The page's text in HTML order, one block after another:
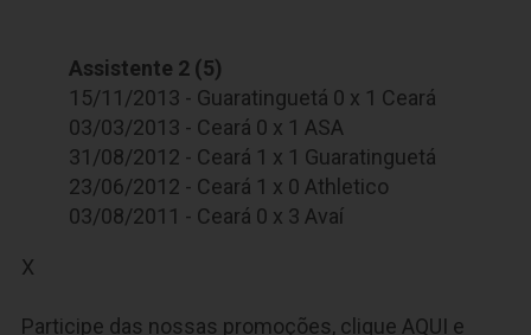
Assistente 2 (5)
15/11/2013 - Guaratinguetá 0 x 1 Ceará
03/03/2013 - Ceará 0 x 1 ASA
31/08/2012 - Ceará 1 x 1 Guaratinguetá
23/06/2012 - Ceará 1 x 0 Athletico
03/08/2011 - Ceará 0 x 3 Avaí
X
Participe das nossas promoções, clique AQUI e